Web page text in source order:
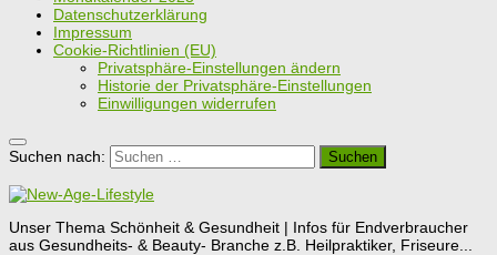
Datenschutzerklärung
Impressum
Cookie-Richtlinien (EU)
Privatsphäre-Einstellungen ändern
Historie der Privatsphäre-Einstellungen
Einwilligungen widerrufen
Suchen nach:
Unser Thema Schönheit & Gesundheit | Infos für Endverbraucher
aus Gesundheits- & Beauty- Branche z.B. Heilpraktiker, Friseure...